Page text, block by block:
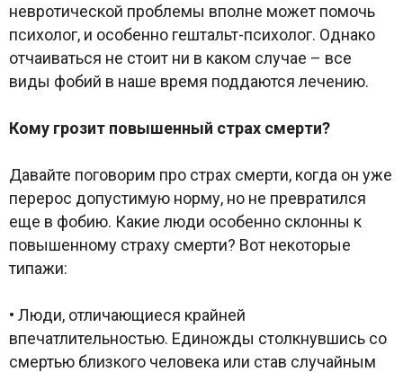
невротической проблемы вполне может помочь
психолог, и особенно гештальт-психолог. Однако
отчаиваться не стоит ни в каком случае – все
виды фобий в наше время поддаются лечению.
Кому грозит повышенный страх смерти?
Давайте поговорим про страх смерти, когда он уже
перерос допустимую норму, но не превратился
еще в фобию. Какие люди особенно склонны к
повышенному страху смерти? Вот некоторые
типажи:
• Люди, отличающиеся крайней
впечатлительностью. Единожды столкнувшись со
смертью близкого человека или став случайным